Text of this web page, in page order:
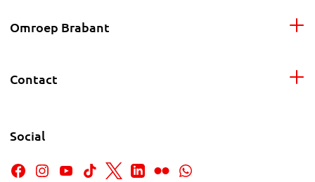
Omroep Brabant
Contact
Social